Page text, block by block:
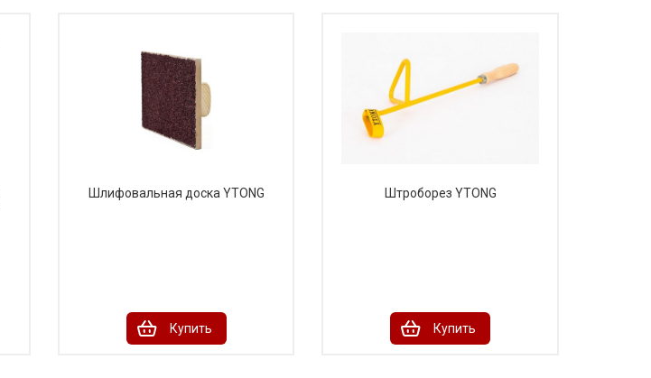
Шлифовальная доска YTONG
Купить
Штроборез YTONG
Купить